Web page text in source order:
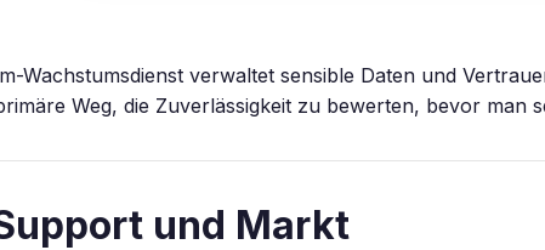
Wachstumsdienst verwaltet sensible Daten und
Weg, die Zuverlässigkeit zu bewerten, bevor man
und Markt